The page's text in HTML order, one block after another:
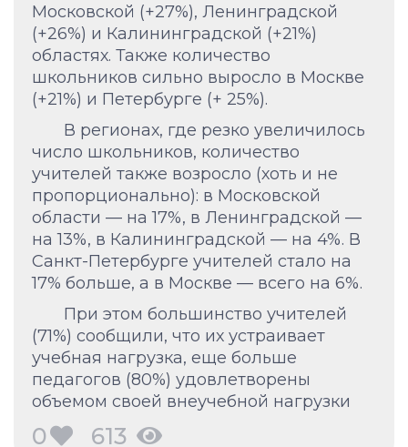
Московской (+27%), Ленинградской
(+26%) и Калининградской (+21%)
областях. Также количество
школьников сильно выросло в Москве
(+21%) и Петербурге (+ 25%).
В регионах, где резко увеличилось
число школьников, количество
учителей также возросло (хоть и не
пропорционально): в Московской
области — на 17%, в Ленинградской —
на 13%, в Калининградской — на 4%. В
Санкт-Петербурге учителей стало на
17% больше, а в Москве — всего на 6%.
При этом большинство учителей
(71%) сообщили, что их устраивает
учебная нагрузка, еще больше
педагогов (80%) удовлетворены
объемом своей внеучебной нагрузки
0 613